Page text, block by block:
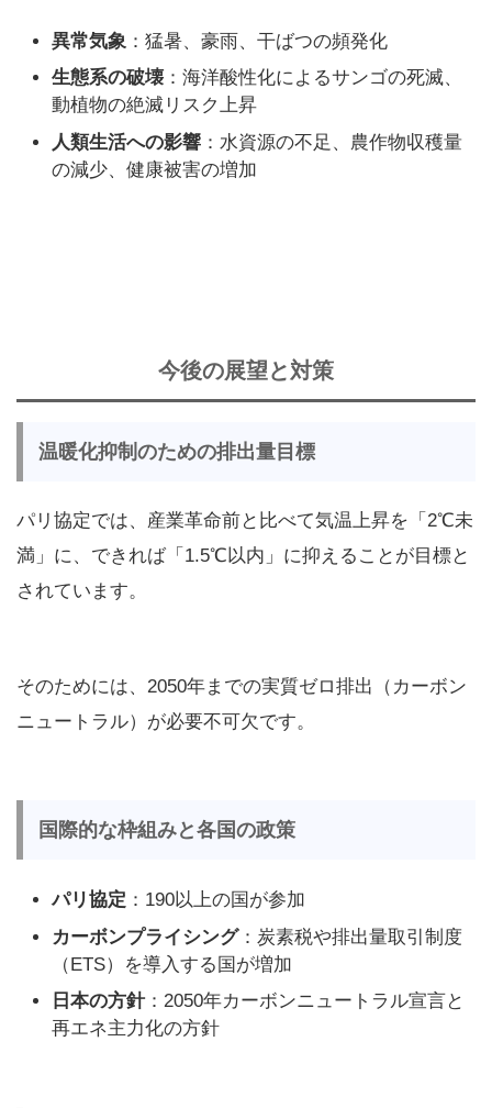
異常気象 ：猛暑、豪雨、干ばつの頻発化
生態系の破壊 ：海洋酸性化によるサンゴの死滅、
動植物の絶滅リスク上昇
人類生活への影響 ：水資源の不足、農作物収穫量
の減少、健康被害の増加
今後の展望と対策
温暖化抑制のための排出量目標
パリ協定では、産業革命前と比べて気温上昇を「2℃未
満」に、できれば「1.5℃以内」に抑えることが目標と
されています。
そのためには、2050年までの実質ゼロ排出（カーボン
ニュートラル）が必要不可欠です。
国際的な枠組みと各国の政策
パリ協定 ：190以上の国が参加
カーボンプライシング：炭素税や排出量取引制度
（ETS）を導入する国が増加
日本の方針：2050年カーボンニュートラル宣言と
再エネ主力化の方針